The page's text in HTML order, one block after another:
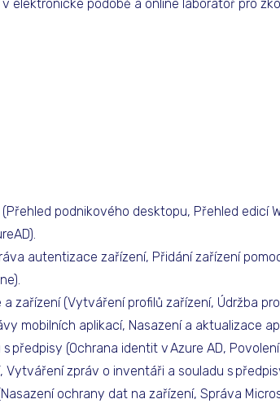
v elektronické podobě a online laboratoř pro
podnikového desktopu, Přehled edicí
autentizace zařízení, Přidání zařízení
zařízení (Vytváření profilů zařízení, Údržba
mobilních aplikací, Nasazení a aktualizace
předpisy (Ochrana identit v Azure AD,
Vytváření zpráv o inventáři a souladu s
ochrany dat na zařízení, Správa